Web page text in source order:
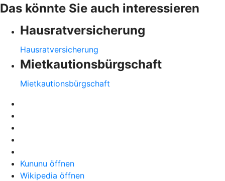
Das könnte Sie auch interessieren
Hausratversicherung
Hausratversicherung
Mietkautionsbürgschaft
Mietkautionsbürgschaft
Kununu öffnen
Wikipedia öffnen